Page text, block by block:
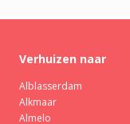
Verhuizen naar
Alblasserdam
Alkmaar
Almelo